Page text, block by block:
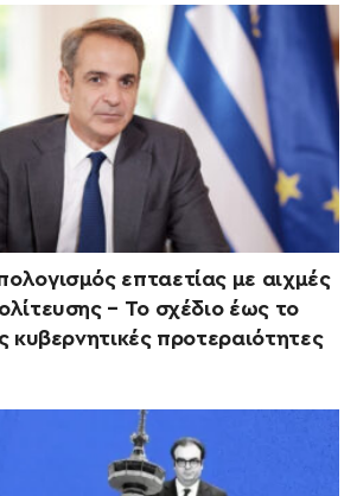
επταετίας με αιχμές
– Το σχέδιο έως το
κυβερνητικές προτεραιότητες